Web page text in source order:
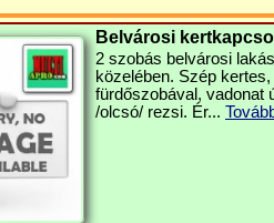
Belvárosi
2 szobás belvárosi
közelében. Szép
fürdőszobával, vadonat
/olcsó/ rezsi. Ér...